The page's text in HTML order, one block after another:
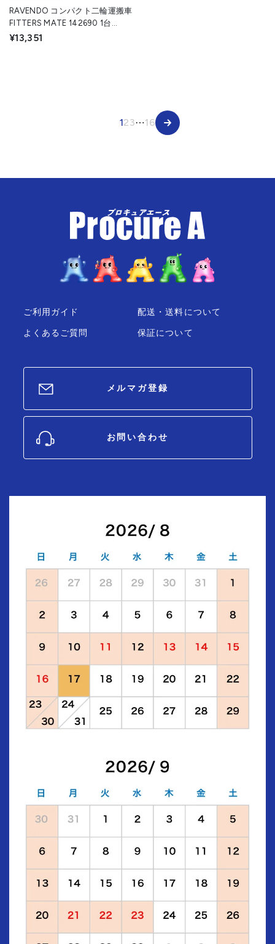
RAVENDO コンパクト二輪運搬車
FITTERS MATE 142690 1台
▼684-9179
¥13,351
123⋯16
ご利用ガイド
よくあるご質問
配送・送料について
保証について
メルマガ登録
お問い合わせ